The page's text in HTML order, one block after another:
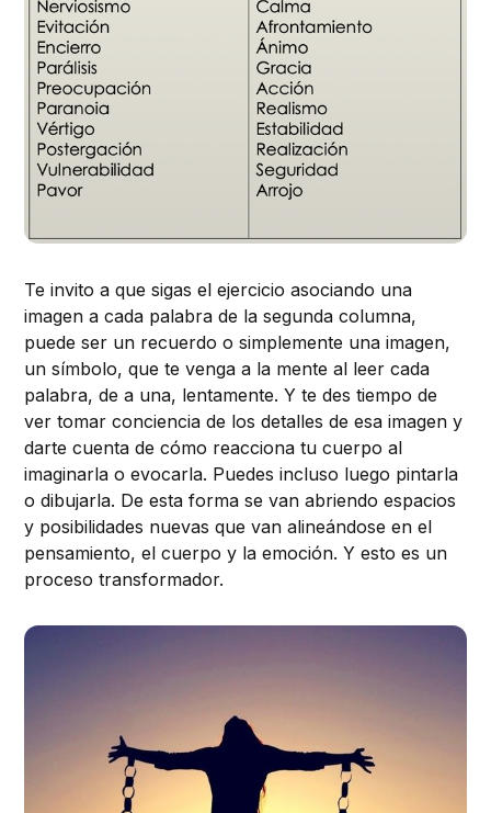
Te invito a que sigas el ejercicio asociando una
imagen a cada palabra de la segunda columna,
puede ser un recuerdo o simplemente una imagen,
un símbolo, que te venga a la mente al leer cada
palabra, de a una, lentamente. Y te des tiempo de
ver tomar conciencia de los detalles de esa imagen y
darte cuenta de cómo reacciona tu cuerpo al
imaginarla o evocarla. Puedes incluso luego pintarla
o dibujarla. De esta forma se van abriendo espacios
y posibilidades nuevas que van alineándose en el
pensamiento, el cuerpo y la emoción. Y esto es un
proceso transformador.